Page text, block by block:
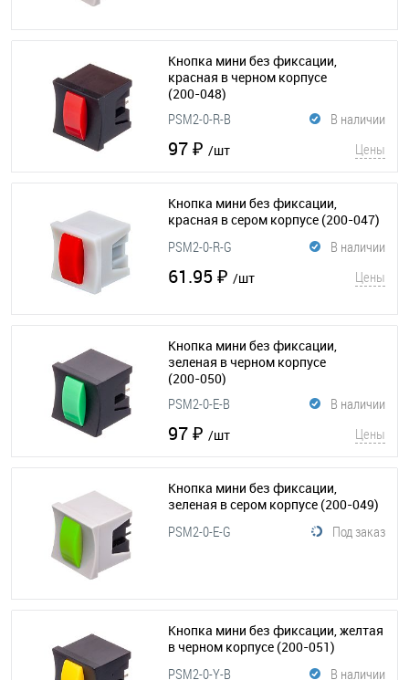
Кнопка мини без фиксации,
красная в черном корпусе
(200-048)
В наличии
PSM2-0-R-B
97 ₽ /шт Цены
Кнопка мини без фиксации,
красная в сером корпусе (200-047)
В наличии
PSM2-0-R-G
61.95 ₽ /шт Цены
Кнопка мини без фиксации,
зеленая в черном корпусе
(200-050)
В наличии
PSM2-0-E-B
97 ₽ /шт Цены
Кнопка мини без фиксации,
зеленая в сером корпусе (200-049)
Под заказ
PSM2-0-E-G
Кнопка мини без фиксации, желтая
в черном корпусе (200-051)
В наличии
PSM2-0-Y-B